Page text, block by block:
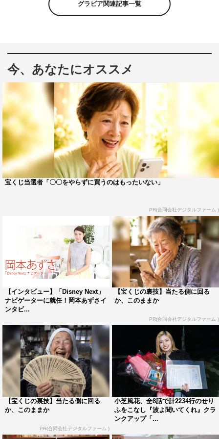
佐谷戸
塚地：褒めてます！褒めてます！通常のテンションと変わ
らないまま現場にいるからすごいんです。構えて入ってき
てないから。
佐谷戸：ありがとうございます！
塚地：本当にせりふ量も多いし、お芝居みたいなこういう
流れも初めてでね。
：初めてなんです。せりふがあるのが。
：すごい膨大なせりふ量なんですけど覚えてきてる
し。ちょっと感心しました。
：初めてで、せりふが飛んじゃうこともあったんで
すけど、塚地さんが場をなごませてくれて、そんなに焦る
こともなくできたので本当に感謝しています。すごい楽し
いです。
塚地：こちらこそありがとうございます。楽しい現場で。
――この番組はDlifeで放送されますが、ディズニーの思い
出はありますか？
塚地：思い出というよりは今なお続行しているんですけ
ど、映画「アベンジャーズ」のシリーズとか映画「スタ
ー・ウォーズ」のシリーズは全部見ていますし、グッズも
集めに集めているんですよ。なので、こちらで紹介する商
品も、素晴らしい出来で「うわー」っていうシーンになる
と、本当の気持ちでやれますし。ミナちゃんが着ているＴ
グラビア関連記事一覧
今、あなたにオススメ
宝くじ当選者「〇〇をやらずに買うのはもったいない」
PR(合同会社デジタルファーム )
【インタビュー】「Disney Next」
ナビゲーターに就任！岡本あずさイ
ンタビ...
【宝くじの裏技】当たる側に回る
か、このままか
PR(合同会社デジタルファーム )
【宝くじの裏技】当たる側に回る
か、このままか
PR(合同会社デジタルファーム )
小芝風花、全8話で計2234行のせり
ふをこなし『波よ聞いてくれ』クラ
ンクアップ「...